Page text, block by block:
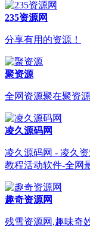
235资源网
分享有用的资源！
聚资源
全网资源聚在聚资
凌久源码网
凌久源码网 - 凌久
教程活动软件-全网
趣奇资源网
残雪资源网,趣味奇